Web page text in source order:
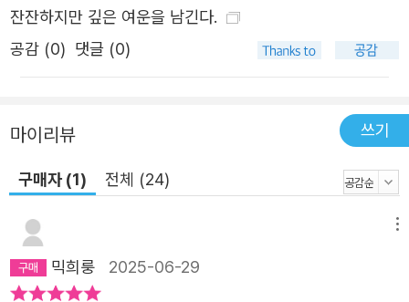
긴 지금 우리를 위한 이야기 《호랑골동품점》 속 인물은 악인
도 있지만 대부분이 선량하고 평범한 사람들이다. 다만 그들
한 힘을 발휘하여 이들을 무섭게 벌하거나 뜻밖의 도움을 준
다. “이 글은 외로움에 관한 이야기이기도 합니다. 《호랑골
동품점》을 읽는 동안 여러분이 조금 덜 외로웠으면 좋겠습
의 형식을 취하고 있으나 궁극적으로는 위로와 연대에 관한
이야기인 것이다. 그러므로 마지막 장에서 오랫동안 외로이
지내던 호미가 다음 세대의 호미가 될 아이를 기꺼이 맞아들
잔잔하지만 깊은 여운을 남긴다.
공감 (0) 댓글 (0)
마이리뷰 쓰기
구매자 (1) 전체 (24)
믹희룽 2025-06-29